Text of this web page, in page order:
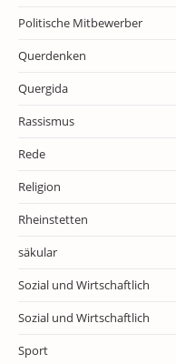
Politische Mitbewerber
Querdenken
Quergida
Rassismus
Rede
Religion
Rheinstetten
säkular
Sozial und Wirtschaftlich
Sozial und Wirtschaftlich
Sport